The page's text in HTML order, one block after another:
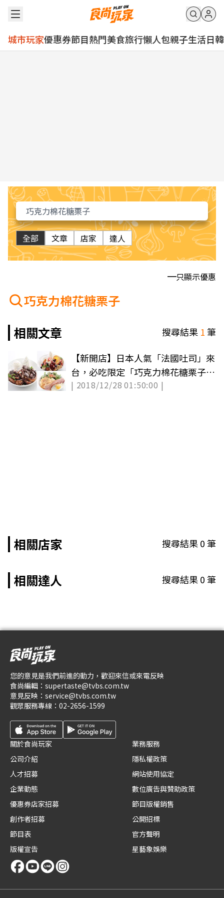
城市玩家優惠券節目熱門美食旅行懶人包親子生活日韓
全部 文章 店家 達人
只顯示優惠
巧克力棉花糖栗子
相關文章
搜尋結果 1筆
【新開店】日本人氣「法國吐司」來
台，必吃限定「巧克力棉花糖栗子」
口味
| 2018/12/28 01:50:00 |
相關店家 搜尋結果0筆
相關達人 搜尋結果0筆
您的意見是我們前進的動力，歡迎來信或來電反映
食尚編輯： supertaste@tvbs.com.tw
意見反映： service@tvbs.com.tw
觀眾服務專線： 02-2656-1599
關於食尚玩家
公司介紹
人才招募
企業動態
優惠券店家招募
創作者招募
節目表
版權宣告
業務服務
隱私權政策
網站使用協定
數位廣告與贊助政策
節目版權銷售
公開招標
官方聲明
星藝象娛樂